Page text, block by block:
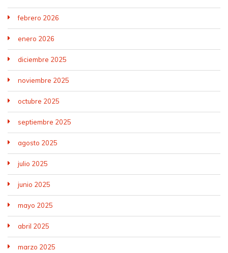
febrero 2026
enero 2026
diciembre 2025
noviembre 2025
octubre 2025
septiembre 2025
agosto 2025
julio 2025
junio 2025
mayo 2025
abril 2025
marzo 2025